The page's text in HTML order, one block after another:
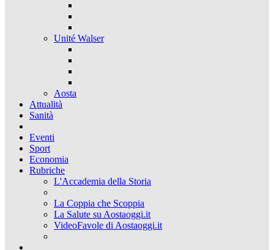
Unité Walser
Aosta
Attualità
Sanità
Eventi
Sport
Economia
Rubriche
L'Accademia della Storia
La Coppia che Scoppia
La Salute su Aostaoggi.it
VideoFavole di Aostaoggi.it